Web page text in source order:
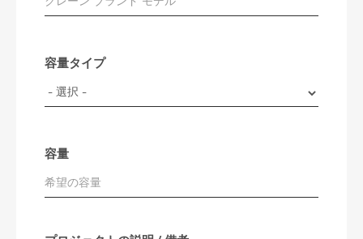
容量タイプ
容量